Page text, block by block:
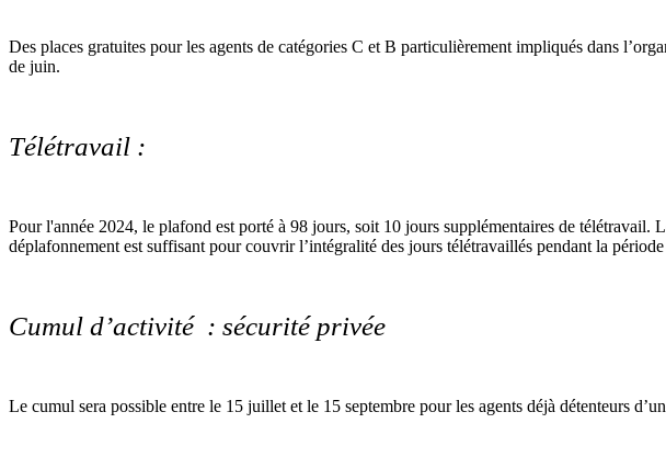
Des places gratuites pour les agents de catégories C et B particulièrement impliqués dans
de juin.
Télétravail :
Pour l'année 2024, le plafond est porté à 98 jours, soit 10 jours supplémentaires de
déplafonnement est suffisant pour couvrir l’intégralité des jours télétravaillés pendant la
Cumul d’activité : sécurité privée
Le cumul sera possible entre le 15 juillet et le 15 septembre pour les agents déjà détenteurs